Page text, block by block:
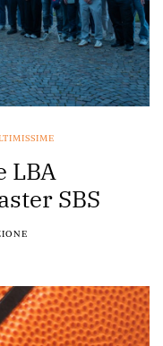
LBA
SBS